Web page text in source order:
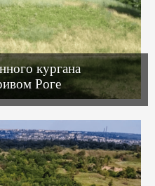
кургана
Роге